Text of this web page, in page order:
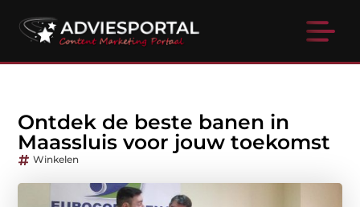
Ontdek de beste banen in
Maassluis voor jouw toekomst
Winkelen